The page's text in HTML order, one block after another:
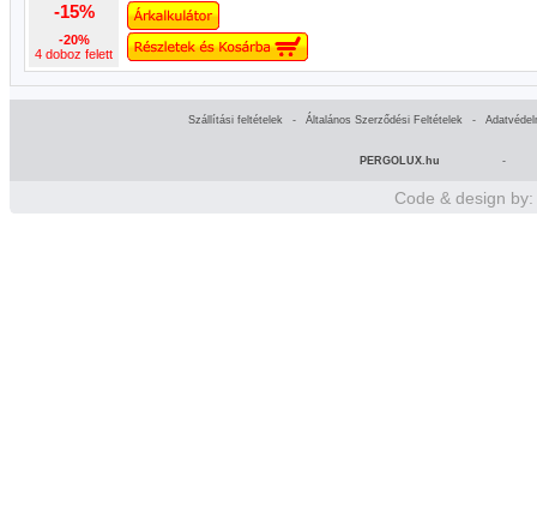
-15%
-20%
4 doboz felett
Szállítási feltételek - Általános Szerződési Feltételek -
PERGOLUX.hu -
Code & design by: